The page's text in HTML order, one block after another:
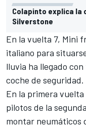
Colapinto explica la
Silverstone
En la vuelta 7, Mini
italiano para
lluvia ha llegado
coche de seguridad.
En la primera vuelta
pilotos de la
montar neumáticos